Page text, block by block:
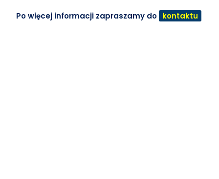
Po więcej informacji zapraszamy do kontaktu